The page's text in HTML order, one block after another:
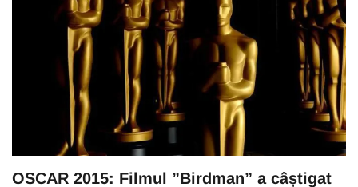
OSCAR 2015: Filmul ”Birdman” a câștigat